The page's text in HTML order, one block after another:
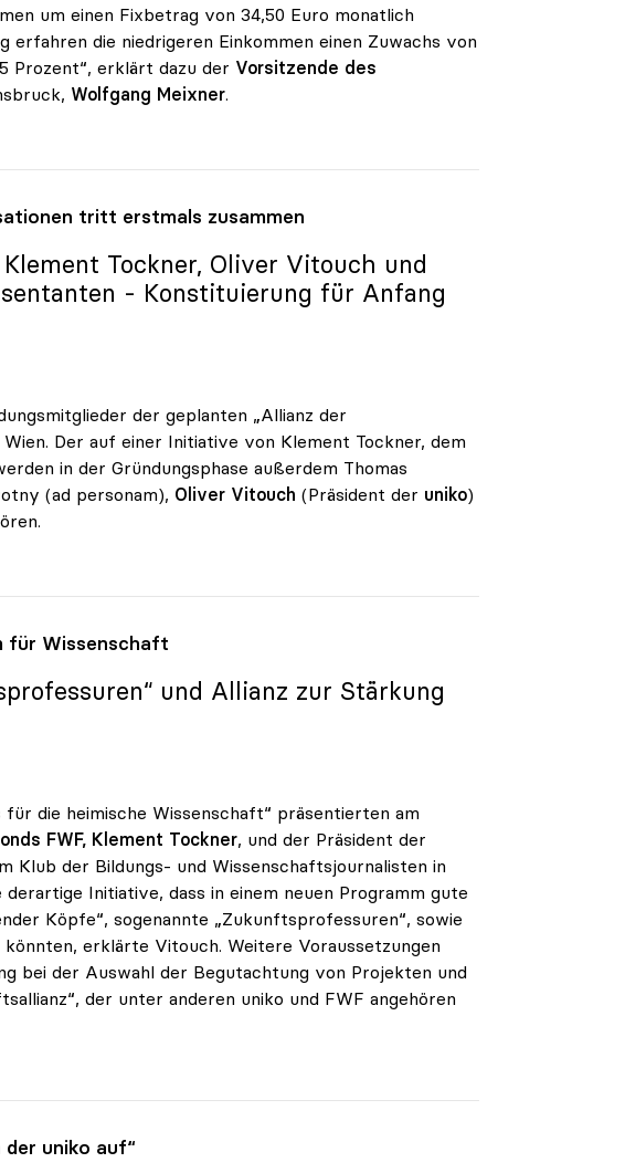
um einen Fixbetrag von 34,50 Euro monatlich
erfahren die niedrigeren Einkommen einen Zuwachs von
Prozent“, erklärt dazu der Vorsitzende des
Wolfgang Meixner.
tritt erstmals zusammen
Tockner, Oliver Vitouch und
- Konstituierung für Anfang
der geplanten „Allianz der
Der auf einer Initiative von Klement Tockner, dem
in der Gründungsphase außerdem Thomas
(ad personam), Oliver Vitouch (Präsident der uniko)
für Wissenschaft
und Allianz zur Stärkung
die heimische Wissenschaft“ präsentierten am
FWF, Klement Tockner, und der Präsident der
Klub der Bildungs- und Wissenschaftsjournalisten in
Initiative, dass in einem neuen Programm gute
Köpfe“, sogenannte „Zukunftsprofessuren“, sowie
erklärte Vitouch. Weitere Voraussetzungen
bei der Auswahl der Begutachtung von Projekten und
der unter anderen uniko und FWF angehören
der uniko auf“